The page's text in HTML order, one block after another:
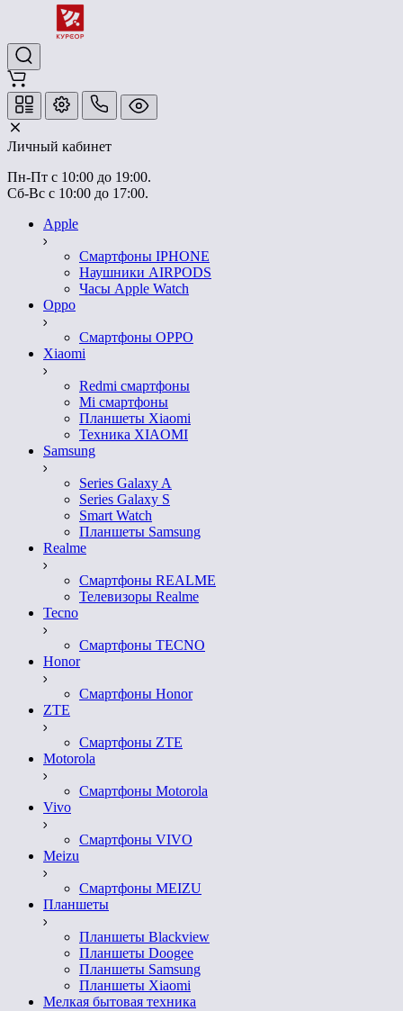
Личный кабинет
Пн-Пт с 10:00 до 19:00.
Сб-Вс с 10:00 до 17:00.
Apple
Смартфоны IPHONE
Наушники AIRPODS
Часы Apple Watch
Oppo
Смартфоны OPPO
Xiaomi
Redmi смартфоны
Mi смартфоны
Планшеты Xiaomi
Техника XIAOMI
Samsung
Series Galaxy A
Series Galaxy S
Smart Watch
Планшеты Samsung
Realme
Смартфоны REALME
Телевизоры Realme
Tecno
Смартфоны TECNO
Honor
Смартфоны Honor
ZTE
Смартфоны ZTE
Motorola
Смартфоны Motorola
Vivo
Смартфоны VIVO
Meizu
Смартфоны MEIZU
Планшеты
Планшеты Blackview
Планшеты Doogee
Планшеты Samsung
Планшеты Xiaomi
Мелкая бытовая техника